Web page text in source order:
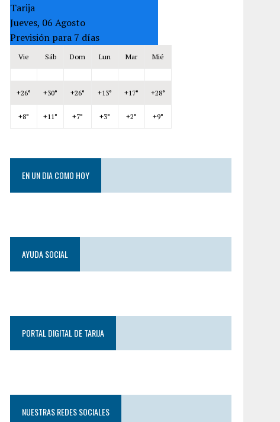
Tarija
Jueves, 06 Agosto
Previsión para 7 días
Vie Sáb Dom Lun Mar Mié
+26° +30° +26° +13° +17° +28°
+8° +11° +7° +3° +2° +9°
EN UN DIA COMO HOY
AYUDA SOCIAL
PORTAL DIGITAL DE TARIJA
NUESTRAS REDES SOCIALES